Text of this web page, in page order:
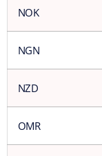
NOK
NGN
NZD
OMR